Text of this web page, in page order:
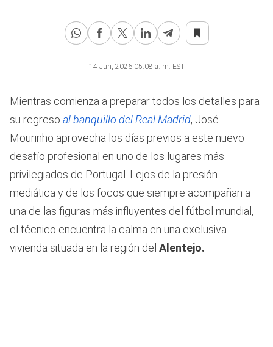
14 Jun, 2026 05:08 a. m. EST
Mientras comienza a preparar todos los detalles para
su regreso al banquillo del Real Madrid, José
Mourinho aprovecha los días previos a este nuevo
desafío profesional en uno de los lugares más
privilegiados de Portugal. Lejos de la presión
mediática y de los focos que siempre acompañan a
una de las figuras más influyentes del fútbol mundial,
el técnico encuentra la calma en una exclusiva
vivienda situada en la región del Alentejo.